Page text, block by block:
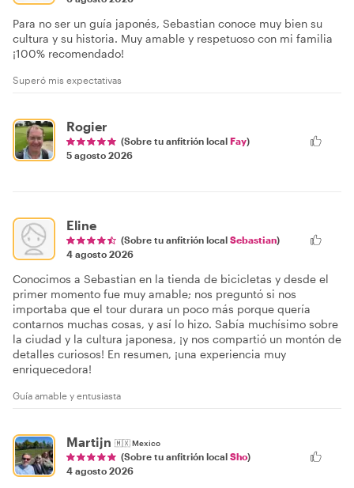
Para no ser un guía japonés, Sebastian conoce muy bien su
cultura y su historia. Muy amable y respetuoso con mi familia
¡100% recomendado!
Superó mis expectativas
Rogier
(Sobre tu anfitrión local Fay)
5 agosto 2026
Eline
(Sobre tu anfitrión local Sebastian)
4 agosto 2026
Conocimos a Sebastian en la tienda de bicicletas y desde el
primer momento fue muy amable; nos preguntó si nos
importaba que el tour durara un poco más porque quería
contarnos muchas cosas, y así lo hizo. Sabía muchísimo sobre
la ciudad y la cultura japonesa, ¡y nos compartió un montón de
detalles curiosos! En resumen, ¡una experiencia muy
enriquecedora!
Guía amable y entusiasta
Martijn 🇲🇽Mexico
(Sobre tu anfitrión local Sho)
4 agosto 2026